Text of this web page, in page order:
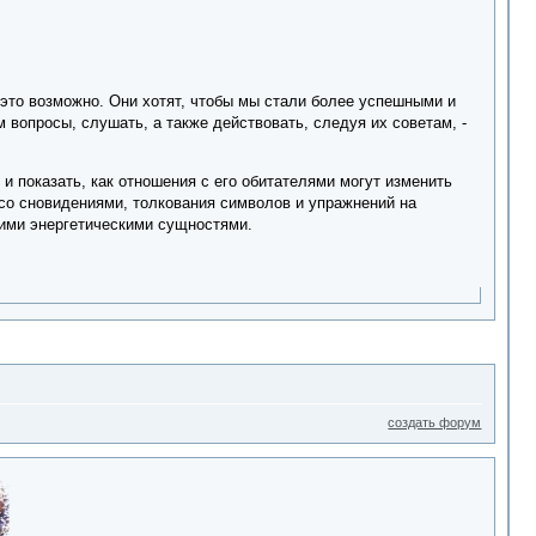
возможно. Они хотят, чтобы мы стали более успешными и
слушать, а также действовать, следуя их советам, -
как отношения с его обитателями могут изменить
сновидениями, толкования символов и упражнений на
энергетическими сущностями.
создать форум